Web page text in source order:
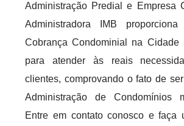
Administração Predial e Empresa
Administradora IMB
Cobrança Condominial na Cidade
para atender às reais
clientes, comprovando o fato de
Administração de Condomínios
Entre em contato conosco e faça